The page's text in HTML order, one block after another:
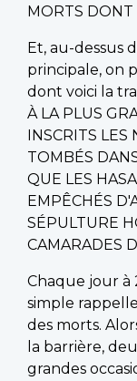
MORTS
Et, au-dessus
principale, on
dont voici la
À LA PLUS
INSCRITS
TOMBÉS
QUE LES
EMPÊCHÉS
SÉPULTURE
CAMARADES
Chaque jour à
simple
des morts.
la barrière,
grandes